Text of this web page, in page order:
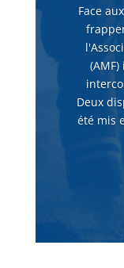
Face
Deux
été mis